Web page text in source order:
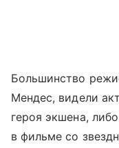
Большинство
Мендес, видели
героя экшена,
в фильме со